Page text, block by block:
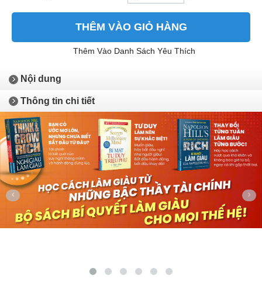
THÊM VÀO GIỎ HÀNG
Thêm Vào Danh Sách Yêu Thích
Nội dung
Thông tin chi tiết